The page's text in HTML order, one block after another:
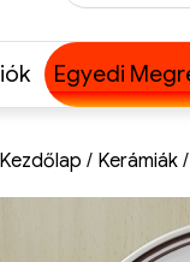
Egyedi
Kezdőlap / Kerámiák